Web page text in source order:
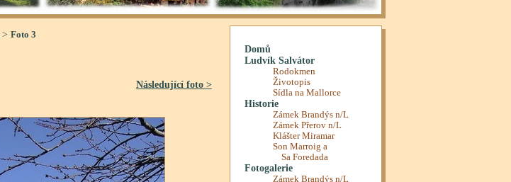
> Foto 3
Následující foto >